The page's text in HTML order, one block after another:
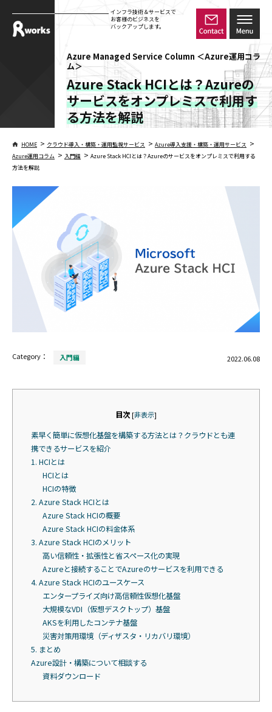
インフラ技術＆サービスで
お客様のビジネスを
バックアップします。
Azure Managed Service Column ＜Azure運用コラ
ム＞
Azure Stack HCIとは？Azureの
サービスをオンプレミスで利用す
る方法を解説
HOME > クラウド導入・構築・運用監視サービス > Azure導入支援・構築・運用サービス >
Azure運用コラム > 入門編 > Azure Stack HCIとは？Azureのサービスをオンプレミスで利用する
方法を解説
Category： 入門編 2022.06.08
目次[非表示]
素早く簡単に仮想化基盤を構築する方法とは？クラウドとも連
携できるサービスを紹介
1. HCIとは
HCIとは
HCIの特徴
2. Azure Stack HCIとは
Azure Stack HCIの概要
Azure Stack HCIの料金体系
3. Azure Stack HCIのメリット
高い信頼性・拡張性と省スペース化の実現
Azureと接続することでAzureのサービスを利用できる
4. Azure Stack HCIのユースケース
エンタープライズ向け高信頼性仮想化基盤
大規模なVDI（仮想デスクトップ）基盤
AKSを利用したコンテナ基盤
災害対策用環境（ディザスタ・リカバリ環境）
5. まとめ
Azure設計・構築について相談する
資料ダウンロード